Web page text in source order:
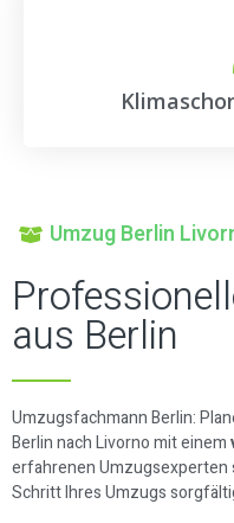
Umzug Berlin
aus Berlin
Umzugsfachmann Berlin:
Berlin nach Livorno mit einem
erfahrenen Umzugsexperten
Schritt Ihres Umzugs